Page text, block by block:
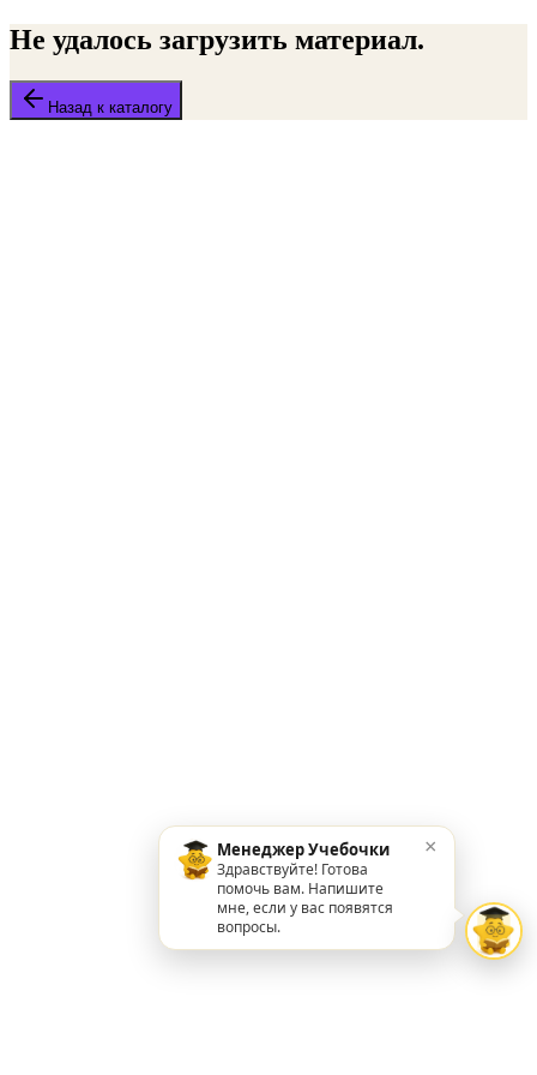
Не удалось загрузить материал.
Назад к каталогу
Менеджер Учебочки
Здравствуйте! Готова
помочь вам. Напишите
мне, если у вас появятся
вопросы.
×